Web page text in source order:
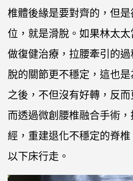
椎體後緣是要對齊的，但
位，就是滑脫。如果林太
做復健治療，拉腰牽引的
脫的關節更不穩定，這也
之後，不但沒有好轉，反而
而透過微創腰椎融合手術
經，重建退化不穩定的脊
以下床行走。